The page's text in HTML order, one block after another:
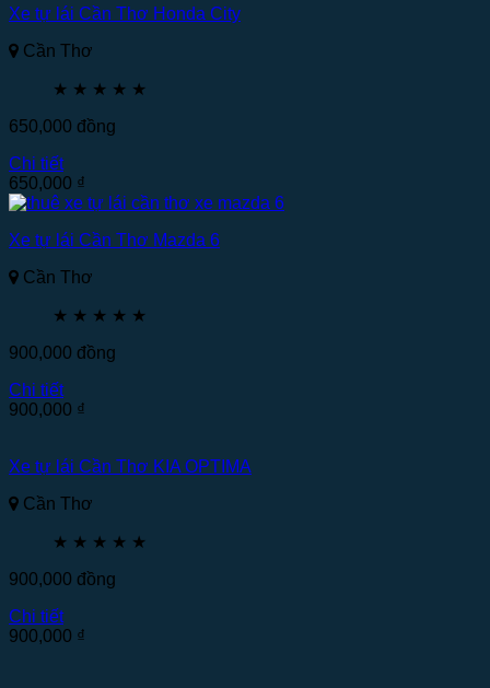
Xe tự lái Cần Thơ Honda City
Cần Thơ
★ ★ ★ ★ ★
650,000 đồng
Chi tiết
650,000 ₫
Xe tự lái Cần Thơ Mazda 6
Cần Thơ
★ ★ ★ ★ ★
900,000 đồng
Chi tiết
900,000 ₫
Xe tự lái Cần Thơ KIA OPTIMA
Cần Thơ
★ ★ ★ ★ ★
900,000 đồng
Chi tiết
900,000 ₫